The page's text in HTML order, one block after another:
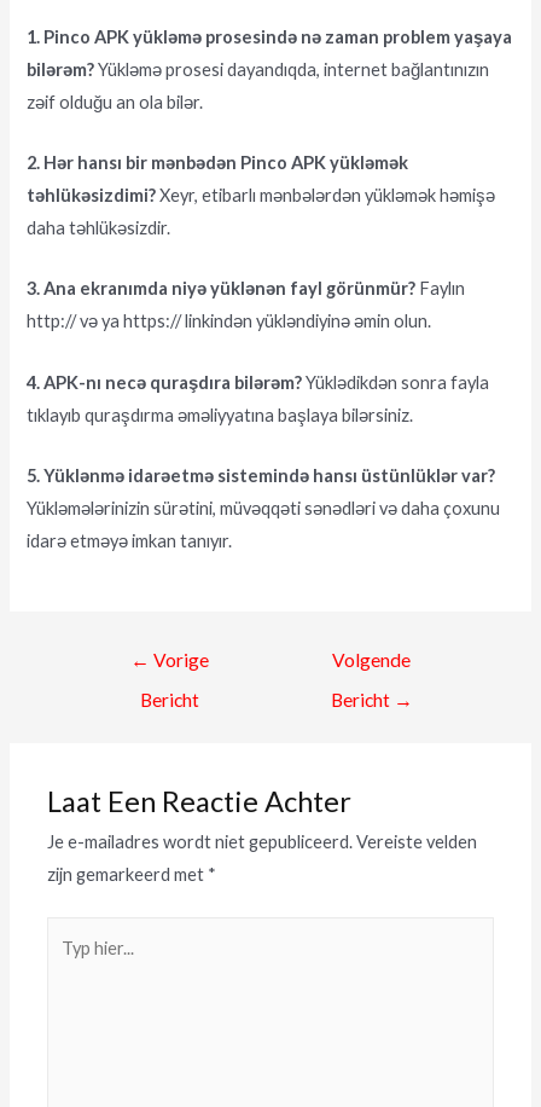
1. Pinco APK yükləmə prosesində nə zaman problem yaşaya
bilərəm?Yükləmə prosesi dayandıqda, internet bağlantınızın
zəif olduğu an ola bilər.
2. Hər hansı bir mənbədən Pinco APK yükləmək
təhlükəsizdimi?Xeyr, etibarlı mənbələrdən yükləmək həmişə
daha təhlükəsizdir.
3. Ana ekranımda niyə yüklənən fayl görünmür? Faylın
http:// və ya https:// linkindən yükləndiyinə əmin olun.
4. APK-nı necə quraşdıra bilərəm?Yüklədikdən sonra fayla
tıklayıb quraşdırma əməliyyatına başlaya bilərsiniz.
5. Yüklənmə idarəetmə sistemində hansı üstünlüklər var?
Yükləmələrinizin sürətini, müvəqqəti sənədləri və daha çoxunu
idarə etməyə imkan tanıyır.
← Vorige
Bericht
Volgende
Bericht →
Laat Een Reactie Achter
Je e-mailadres wordt niet gepubliceerd.Vereiste velden
zijn gemarkeerd met *